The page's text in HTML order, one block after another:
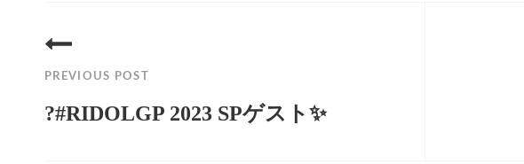
稿
ナ
ビ
PREVIOUS POST
?#RIDOLGP 2023 SPゲスト✨